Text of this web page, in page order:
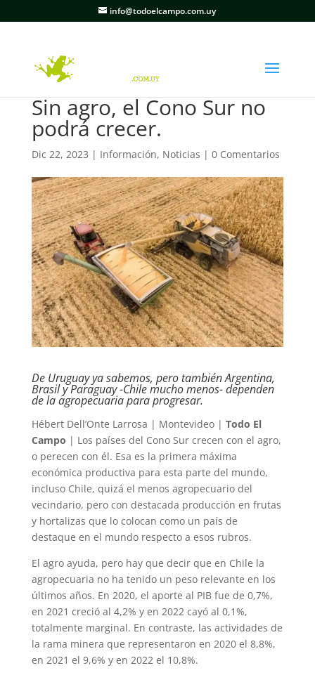
info@todoelcampo.com.uy
Sin agro, el Cono Sur no
podrá crecer.
Dic 22, 2023 | Información, Noticias | 0 Comentarios
De Uruguay ya sabemos, pero también Argentina,
Brasil y Paraguay -Chile mucho menos- dependen
de la agropecuaria para progresar.
Hébert Dell’Onte Larrosa | Montevideo | Todo El
Campo | Los países del Cono Sur crecen con el agro,
o perecen con él. Esa es la primera máxima
económica productiva para esta parte del mundo,
incluso Chile, quizá el menos agropecuario del
vecindario, pero con destacada producción en frutas
y hortalizas que lo colocan como un país de
destaque en el mundo respecto a esos rubros.
El agro ayuda, pero hay que decir que en Chile la
agropecuaria no ha tenido un peso relevante en los
últimos años. En 2020, el aporte al PIB fue de 0,7%,
en 2021 creció al 4,2% y en 2022 cayó al 0,1%,
totalmente marginal. En contraste, las actividades de
la rama minera que representaron en 2020 el 8,8%,
en 2021 el 9,6% y en 2022 el 10,8%.